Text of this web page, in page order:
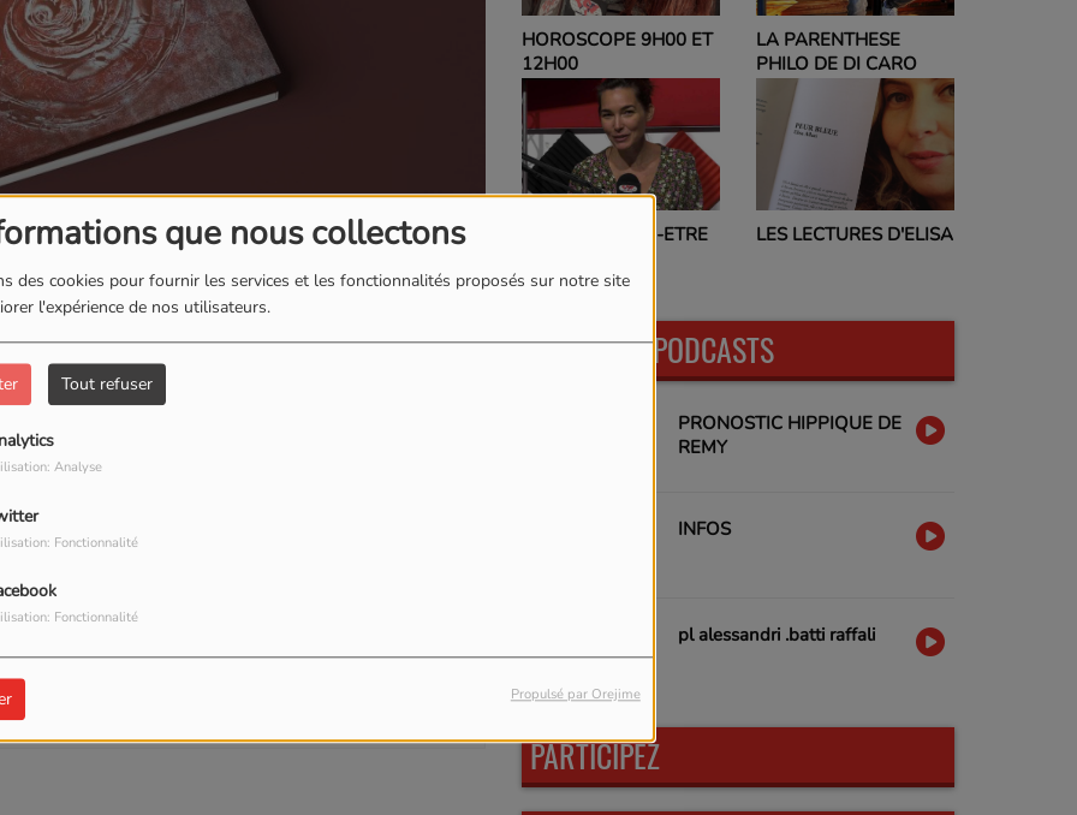
que nous collectons
des cookies pour fournir les services et les fonctionnalités proposés sur notre site
l'expérience de nos utilisateurs.
Tout refuser
Analyse
Fonctionnalité
Fonctionnalité
Propulsé par Orejime
VUES
"Amore à suminera" un nouvel album.
commenter cet article
HOROSCOPE 9H00 ET
L'INSTANT BIEN-ETRE
LA PARENTHESE
PHILO DE DI CARO
LES LECTURES D'ELISA
EVELYNE ADAM
PARLEZ-MOI DE
ET NO POLITIC
PROGRAMMES TV
DERNIERS PODCASTS
PRONOSTIC HIPPIQUE DE
REMY
INFOS
pl alessandri .batti raffali
PARTICIPEZ